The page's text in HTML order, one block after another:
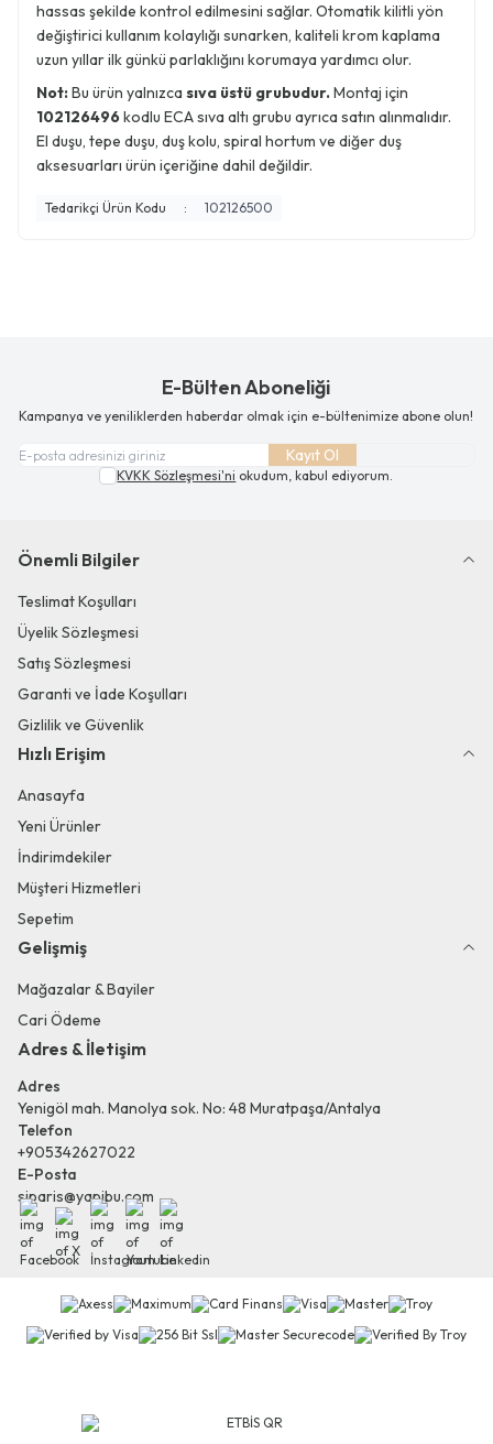
hassas şekilde kontrol edilmesini sağlar. Otomatik kilitli yön
değiştirici kullanım kolaylığı sunarken, kaliteli krom kaplama
uzun yıllar ilk günkü parlaklığını korumaya yardımcı olur.
Not:Bu ürün yalnızca sıva üstü grubudur.Montaj için
102126496kodlu ECA sıva altı grubu ayrıca satın alınmalıdır.
El duşu, tepe duşu, duş kolu, spiral hortum ve diğer duş
aksesuarları ürün içeriğine dahil değildir.
Tedarikçi Ürün Kodu : 102126500
E-Bülten Aboneliği
Kampanya ve yeniliklerden haberdar olmak için e-bültenimize abone olun!
Kayıt Ol
KVKK Sözleşmesi'ni okudum, kabul ediyorum.
Önemli Bilgiler
Teslimat Koşulları
Üyelik Sözleşmesi
Satış Sözleşmesi
Garanti ve İade Koşulları
Gizlilik ve Güvenlik
Hızlı Erişim
Anasayfa
Yeni Ürünler
İndirimdekiler
Müşteri Hizmetleri
Sepetim
Gelişmiş
Mağazalar & Bayiler
Cari Ödeme
Adres & İletişim
Adres
Yenigöl mah. Manolya sok. No: 48 Muratpaşa/Antalya
Telefon
+905342627022
E-Posta
siparis@yapibu.com
Facebook
X İnstagram
Youtube